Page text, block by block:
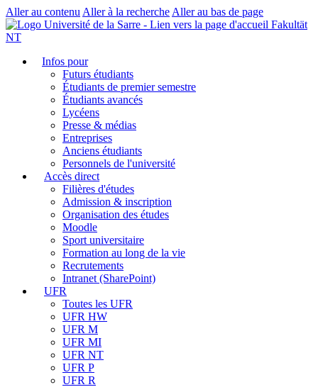
Aller au contenu Aller à la recherche Aller au bas de page
Fakultät
NT
Infos pour
Futurs étudiants
Étudiants de premier semestre
Étudiants avancés
Lycéens
Presse & médias
Entreprises
Anciens étudiants
Personnels de l'université
Accès direct
Filières d'études
Admission & inscription
Organisation des études
Moodle
Sport universitaire
Formation au long de la vie
Recrutements
Intranet (SharePoint)
UFR
Toutes les UFR
UFR HW
UFR M
UFR MI
UFR NT
UFR P
UFR R